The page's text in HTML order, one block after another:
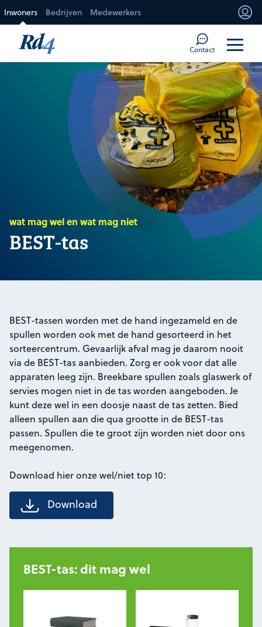
Inwoners Bedrijven Medewerkers
Contact
wat mag wel en wat mag niet
BEST-tas
BEST-tassen worden met de hand ingezameld en de
spullen worden ook met de hand gesorteerd in het
sorteercentrum. Gevaarlijk afval mag je daarom nooit
via de BEST-tas aanbieden. Zorg er ook voor dat alle
apparaten leeg zijn. Breekbare spullen zoals glaswerk of
servies mogen niet in de tas worden aangeboden. Je
kunt deze wel in een doosje naast de tas zetten. Bied
alleen spullen aan die qua grootte in de BEST-tas
passen. Spullen die te groot zijn worden niet door ons
meegenomen.
Download hier onze wel/niet top 10:
Download
BEST-tas: dit mag wel